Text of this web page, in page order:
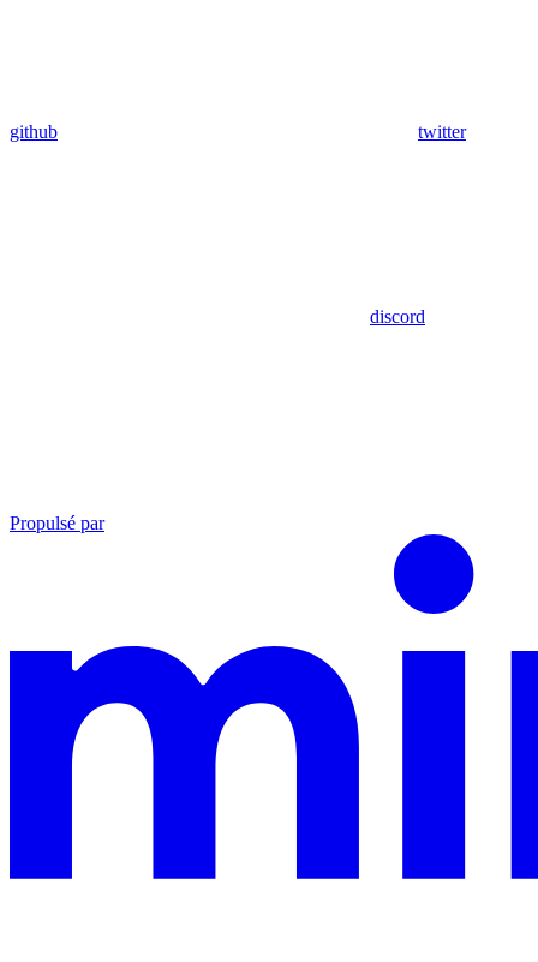
github twitter
discord
Propulsé par